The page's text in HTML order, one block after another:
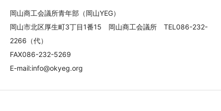
岡山商工会議所青年部（岡山YEG）
岡山市北区厚生町3丁目1番15 岡山商工会議所 TEL086-232-
2266（代）
FAX086-232-5269
E-mail:info@okyeg.org